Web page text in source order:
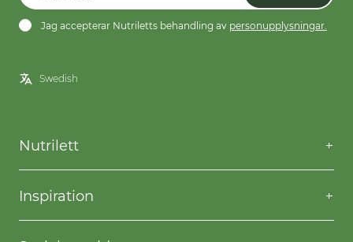
Jag accepterar Nutriletts behandling av personupplysningar.
Nutrilett
Kontakta oss
Frågor & svar
Frakt & returer
Inspiration
Willpower